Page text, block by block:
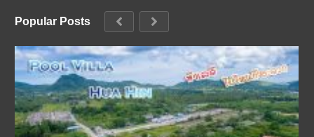
Popular Posts